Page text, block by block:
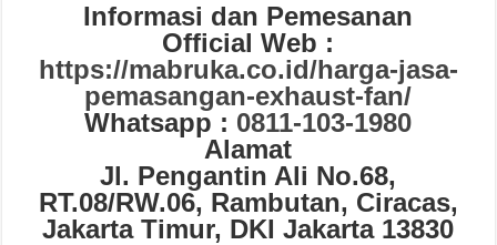
Informasi dan Pemesanan
Official Web :
https://mabruka.co.id/harga-jasa-
pemasangan-exhaust-fan/
Whatsapp : 0811-103-1980
Alamat
Jl. Pengantin Ali No.68,
RT.08/RW.06, Rambutan, Ciracas,
Jakarta Timur, DKI Jakarta 13830